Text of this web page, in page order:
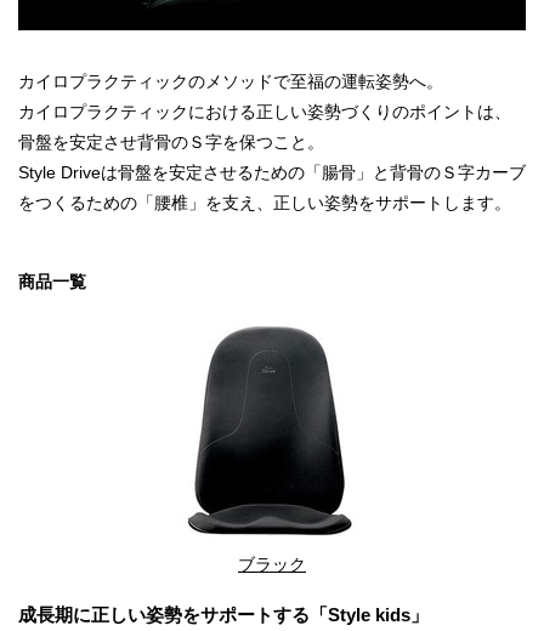
カイロプラクティックのメソッドで至福の運転姿勢へ。
カイロプラクティックにおける正しい姿勢づくりのポイントは、
骨盤を安定させ背骨のＳ字を保つこと。
Style Driveは骨盤を安定させるための「腸骨」と背骨のＳ字カーブ
をつくるための「腰椎」を支え、正しい姿勢をサポートします。
商品一覧
ブラック
成長期に正しい姿勢をサポートする「Style kids」